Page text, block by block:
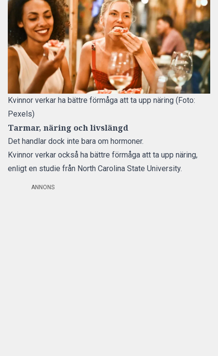
Kvinnor verkar ha bättre förmåga att ta upp näring (Foto:
Pexels)
Tarmar, näring och livslängd
Det handlar dock inte bara om hormoner.
Kvinnor verkar också ha bättre förmåga att ta upp näring,
enligt en studie från North Carolina State University.
ANNONS